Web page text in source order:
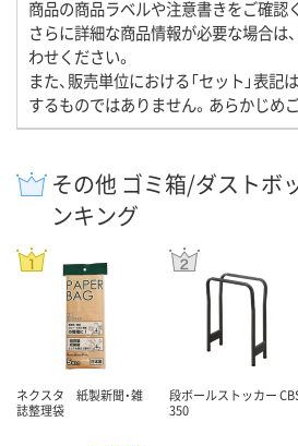
商品の商品ラベルや注意書きをご確認
さらに詳細な商品情報が必要な場合は
わせください。
また、販売単位における「セット」表記
するものではありません。あらかじめ
その他 ゴミ箱/ダストボ
ンキング
ネクスタ 紙製新聞・雑
誌整理袋
段ボールストッカー
350